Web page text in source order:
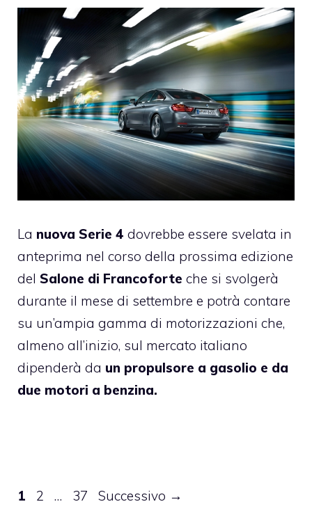
La nuova Serie 4 dovrebbe essere svelata in
anteprima nel corso della prossima edizione
del Salone di Francoforte che si svolgerà
durante il mese di settembre e potrà contare
su un’ampia gamma di motorizzazioni che,
almeno all’inizio, sul mercato italiano
dipenderà da un propulsore a gasolio e da
due motori a benzina.
Pagina
1 Pagina
2 … Pagina
37 Successivo →